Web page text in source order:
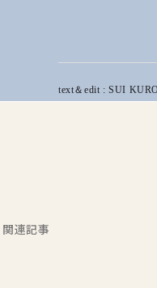
text＆edit : SUI
関連記事